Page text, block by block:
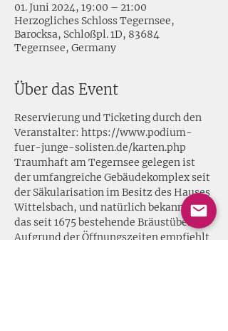
01. Juni 2024, 19:00 – 21:00
Herzogliches Schloss Tegernsee,
Barocksa, Schloßpl. 1D, 83684
Tegernsee, Germany
Über das Event
Reservierung und Ticketing durch den
Veranstalter: https://www.podium-
fuer-junge-solisten.de/karten.php
Traumhaft am Tegernsee gelegen ist
der umfangreiche Gebäudekomplex seit
der Säkularisation im Besitz des Hauses
Wittelsbach, und natürlich bekannt für
das seit 1675 bestehende Bräustüberl.
Aufgrund der Öffnungszeiten empfiehlt